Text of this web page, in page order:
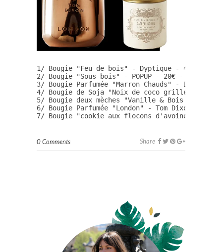
1/ Bougie "Feu de bois" - Dyptique - 42€
2/ Bougie "Sous-bois" - POPUP - 20€ - (1 sur
3/ Bougie Parfumée "Marron Chauds" - Durance
4/ Bougie de Soja "Noix de coco grillée" -
5/ Bougie deux mèches "Vanille & Bois de
6/ Bougie Parfumée "London" - Tom Dixon -
7/ Bougie "cookie aux flocons d'avoine" -
0 Comments Share